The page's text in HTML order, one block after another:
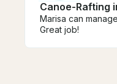
Canoe-Rafting
Marisa can
Great job!